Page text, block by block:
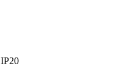
IP20